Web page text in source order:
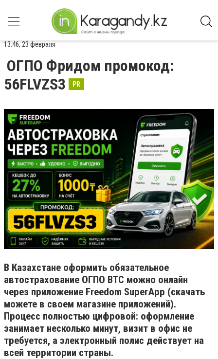
13:46, 23 февраля
ОГПО Фридом промокод:
56FLVZS3
PR
В Казахстане оформить обязательное
автострахование ОГПО ВТС можно онлайн
через приложение Freedom SuperApp (скачать
можете в своем магазине приложений).
Процесс полностью цифровой: оформление
занимает несколько минут, визит в офис не
требуется, а электронный полис действует на
всей территории страны.